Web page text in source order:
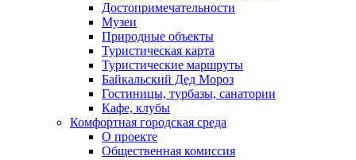
Достопримечательности
Музеи
Природные объекты
Туристическая карта
Туристические маршруты
Байкальский Дед Мороз
Гостиницы, турбазы, санатории
Кафе, клубы
Комфортная городская среда
О проекте
Общественная комиссия